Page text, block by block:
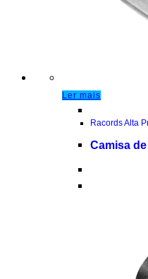
Ler mais
Racords Alta
Camisa